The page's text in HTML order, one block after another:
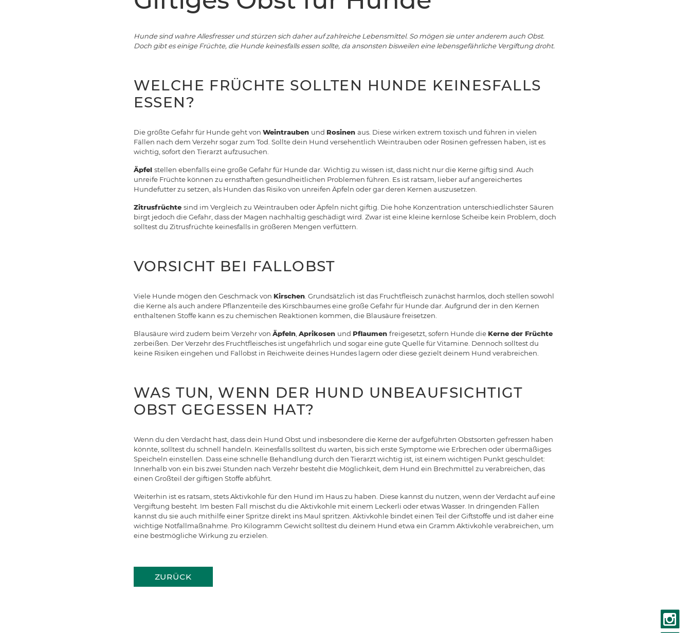
Hunde sind wahre Allesfresser und stürzen sich daher auf zahlreiche Lebensmittel. So mögen sie unter anderem auch Obst.
Doch gibt es einige Früchte, die Hunde keinesfalls essen sollte, da ansonsten bisweilen eine lebensgefährliche Vergiftung droht.
WELCHE FRÜCHTE SOLLTEN HUNDE KEINESFALLS
ESSEN?
Die größte Gefahr für Hunde geht von Weintrauben und Rosinen aus. Diese wirken extrem toxisch und führen in vielen
Fällen nach dem Verzehr sogar zum Tod. Sollte dein Hund versehentlich Weintrauben oder Rosinen gefressen haben, ist es
wichtig, sofort den Tierarzt aufzusuchen.
Äpfel stellen ebenfalls eine große Gefahr für Hunde dar. Wichtig zu wissen ist, dass nicht nur die Kerne giftig sind. Auch
unreife Früchte können zu ernsthaften gesundheitlichen Problemen führen. Es ist ratsam, lieber auf angereichertes
Hundefutter zu setzen, als Hunden das Risiko von unreifen Äpfeln oder gar deren Kernen auszusetzen.
Zitrusfrüchte sind im Vergleich zu Weintrauben oder Äpfeln nicht giftig. Die hohe Konzentration unterschiedlichster Säuren
birgt jedoch die Gefahr, dass der Magen nachhaltig geschädigt wird. Zwar ist eine kleine kernlose Scheibe kein Problem, doch
solltest du Zitrusfrüchte keinesfalls in größeren Mengen verfüttern.
VORSICHT BEI FALLOBST
Viele Hunde mögen den Geschmack von Kirschen. Grundsätzlich ist das Fruchtfleisch zunächst harmlos, doch stellen sowohl
die Kerne als auch andere Pflanzenteile des Kirschbaumes eine große Gefahr für Hunde dar. Aufgrund der in den Kernen
enthaltenen Stoffe kann es zu chemischen Reaktionen kommen, die Blausäure freisetzen.
Blausäure wird zudem beim Verzehr von Äpfeln, Aprikosen und Pflaumen freigesetzt, sofern Hunde die Kerne der Früchte
zerbeißen. Der Verzehr des Fruchtfleisches ist ungefährlich und sogar eine gute Quelle für Vitamine. Dennoch solltest du
keine Risiken eingehen und Fallobst in Reichweite deines Hundes lagern oder diese gezielt deinem Hund verabreichen.
WAS TUN, WENN DER HUND UNBEAUFSICHTIGT
OBST GEGESSEN HAT?
Wenn du den Verdacht hast, dass dein Hund Obst und insbesondere die Kerne der aufgeführten Obstsorten gefressen haben
könnte, solltest du schnell handeln. Keinesfalls solltest du warten, bis sich erste Symptome wie Erbrechen oder übermäßiges
Speicheln einstellen. Dass eine schnelle Behandlung durch den Tierarzt wichtig ist, ist einem wichtigen Punkt geschuldet:
Innerhalb von ein bis zwei Stunden nach Verzehr besteht die Möglichkeit, dem Hund ein Brechmittel zu verabreichen, das
einen Großteil der giftigen Stoffe abführt.
Weiterhin ist es ratsam, stets Aktivkohle für den Hund im Haus zu haben. Diese kannst du nutzen, wenn der Verdacht auf eine
Vergiftung besteht. Im besten Fall mischst du die Aktivkohle mit einem Leckerli oder etwas Wasser. In dringenden Fällen
kannst du sie auch mithilfe einer Spritze direkt ins Maul spritzen. Aktivkohle bindet einen Teil der Giftstoffe und ist daher eine
wichtige Notfallmaßnahme. Pro Kilogramm Gewicht solltest du deinem Hund etwa ein Gramm Aktivkohle verabreichen, um
eine bestmögliche Wirkung zu erzielen.
ZURÜCK